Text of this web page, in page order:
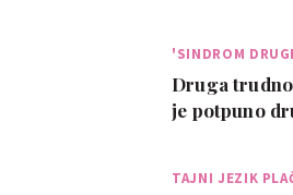
'SINDROM
Druga
je potpuno
TAJNI JEZIK